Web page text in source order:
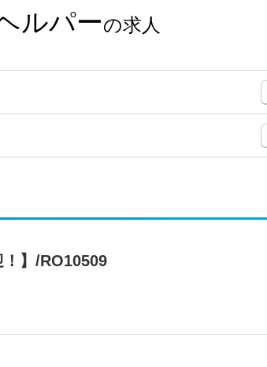
ルパーの求人
！】/RO10509